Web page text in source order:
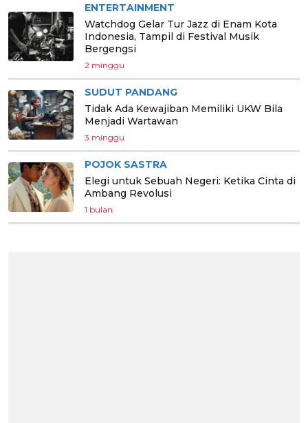
ENTERTAINMENT
Watchdog Gelar Tur Jazz di Enam Kota
Indonesia, Tampil di Festival Musik
Bergengsi
2 minggu
SUDUT PANDANG
Tidak Ada Kewajiban Memiliki UKW Bila
Menjadi Wartawan
3 minggu
POJOK SASTRA
Elegi untuk Sebuah Negeri: Ketika Cinta di
Ambang Revolusi
1 bulan